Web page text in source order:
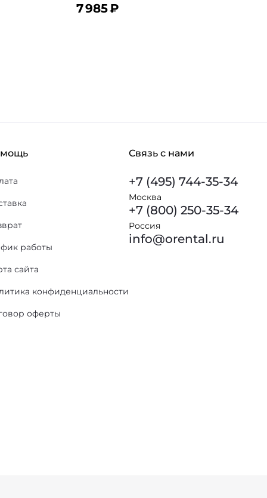
7 985₽
работы
сайта
конфиденциальности
оферты
Связь с нами
+7 (495) 744-35-34
Москва
+7 (800) 250-35-34
Россия
info@orental.ru